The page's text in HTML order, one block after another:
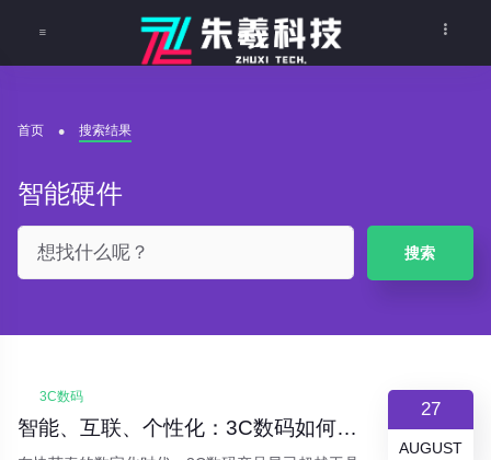
首页 搜索结果
智能硬件
搜索
27
AUGUST
3C数码
智能、互联、个性化：3C数码如何重新定义现代生活